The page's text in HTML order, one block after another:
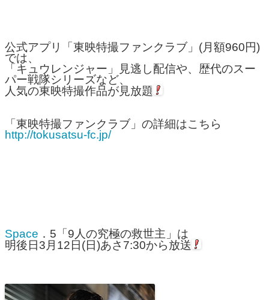
公式アプリ「東映特撮ファンクラブ」(月額960円)
では、
「キュウレンジャー」見逃し配信や、歴代のスー
パー戦隊シリーズなど、
人気の東映特撮作品が見放題
「東映特撮ファンクラブ」の詳細はこちら
http://tokusatsu-fc.jp/
Space ．5「9人の究極の救世主」は
明後日3月12日(日)あさ7:30から放送